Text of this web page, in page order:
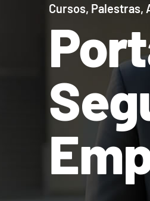
Cursos, Palestras,